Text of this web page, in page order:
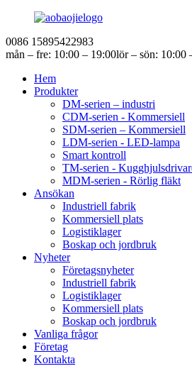
0086 15895422983
mån – fre: 10:00 – 19:00lör – sön: 10:00
Hem
Produkter
DM-serien – industri
CDM-serien - Kommersiell
SDM-serien – Kommersiell
LDM-serien - LED-lampa
Smart kontroll
TM-serien -
MDM-serien - Rörlig fläkt
Ansökan
Industriell fabrik
Kommersiell plats
Logistiklager
Boskap och jordbruk
Nyheter
Företagsnyheter
Industriell fabrik
Logistiklager
Kommersiell plats
Boskap och jordbruk
Vanliga frågor
Företag
Kontakta